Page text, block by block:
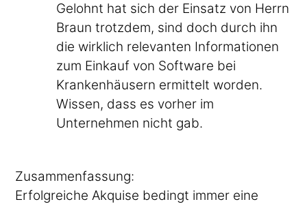
Gelohnt hat sich der Einsatz von Herrn
Braun trotzdem, sind doch durch ihn
die wirklich relevanten Informationen
zum Einkauf von Software bei
Krankenhäusern ermittelt worden.
Wissen, dass es vorher im
Unternehmen nicht gab.
Zusammenfassung:
Erfolgreiche Akquise bedingt immer eine